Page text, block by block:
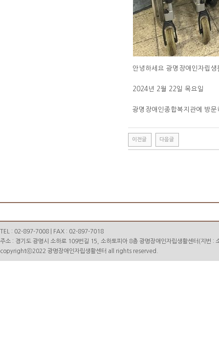
안녕하세요 광명장애인자립
2024년 2월 22일 목요일
광명장애인종합복지관에 방
이전글 다음글
TEL : 02-897-7008 | FAX : 02-897-7018
주소 : 경기도 광명시 소하로 109번길 15, 소하토피아 8층 광명장애인자립생활센터(지번 :
copyrightⓒ2022 광명장애인자립생활센터 all rights reserved.